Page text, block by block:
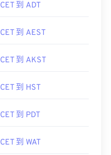
CET 到 ADT
CET 到 AEST
CET 到 AKST
CET 到 HST
CET 到 PDT
CET 到 WAT